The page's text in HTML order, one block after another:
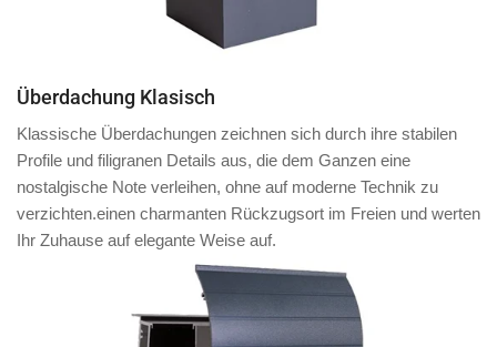
Überdachung Klasisch
Klassische Überdachungen zeichnen sich durch ihre stabilen
Profile und filigranen Details aus, die dem Ganzen eine
nostalgische Note verleihen, ohne auf moderne Technik zu
verzichten.einen charmanten Rückzugsort im Freien und werten
Ihr Zuhause auf elegante Weise auf.